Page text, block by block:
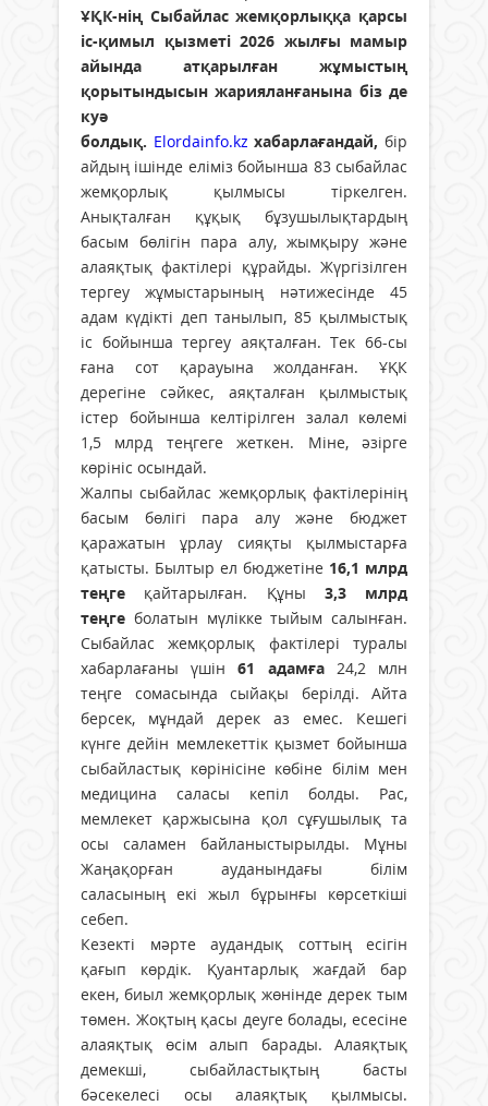
ҰҚК-нің Сыбайлас жемқорлыққа қарсы
іс-қимыл қызметі 2026 жылғы мамыр
айында атқарылған жұмыстың
қорытындысын жарияланғанына біз де
куә
болдық. Elordainfo.kz хабарлағандай,бір
айдың ішінде еліміз бойынша 83 сыбайлас
жемқорлық қылмысы тіркелген.
Анықталған құқық бұзушылықтардың
басым бөлігін пара алу, жымқыру және
алаяқтық фактілері құрайды. Жүргізілген
тергеу жұмыстарының нәтижесінде 45
адам күдікті деп танылып, 85 қылмыстық
іс бойынша тергеу аяқталған. Тек 66-сы
ғана сот қарауына жолданған. ҰҚК
дерегіне сәйкес, аяқталған қылмыстық
істер бойынша келтірілген залал көлемі
1,5 млрд теңгеге жеткен. Міне, әзірге
көрініс осындай.
Жалпы сыбайлас жемқорлық фактілерінің
басым бөлігі пара алу және бюджет
қаражатын ұрлау сияқты қылмыстарға
қатысты. Былтыр ел бюджетіне 16,1 млрд
теңге қайтарылған. Құны 3,3 млрд
теңге болатын мүлікке тыйым салынған.
Сыбайлас жемқорлық фактілері туралы
хабарлағаны үшін61 адамға24,2 млн
теңге сомасында сыйақы берілді. Айта
берсек, мұндай дерек аз емес. Кешегі
күнге дейін мемлекеттік қызмет бойынша
сыбайластық көрінісіне көбіне білім мен
медицина саласы кепіл болды. Рас,
мемлекет қаржысына қол сұғушылық та
осы саламен байланыстырылды. Мұны
Жаңақорған ауданындағы білім
саласының екі жыл бұрынғы көрсеткіші
себеп.
Кезекті мәрте аудандық соттың есігін
қағып көрдік. Қуантарлық жағдай бар
екен, биыл жемқорлық жөнінде дерек тым
төмен. Жоқтың қасы деуге болады, есесіне
алаяқтық өсім алып барады. Алаяқтық
демекші, сыбайластықтың басты
бәсекелесі осы алаяқтық қылмысы.